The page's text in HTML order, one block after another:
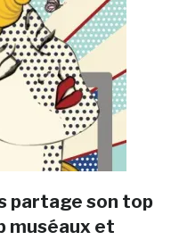
partage son top
muséaux et